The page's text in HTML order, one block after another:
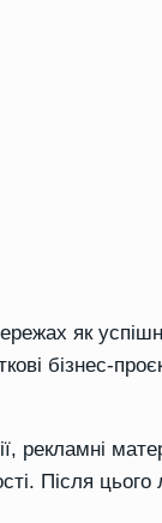
як
бізнес-
рекламні
Після